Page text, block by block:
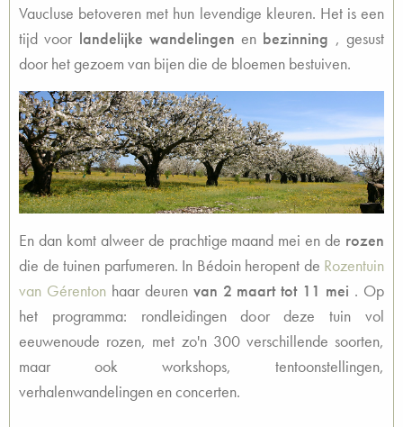
Vaucluse betoveren met hun levendige kleuren. Het is een
tijd voor landelijke wandelingen en bezinning , gesust
door het gezoem van bijen die de bloemen bestuiven.
En dan komt alweer de prachtige maand mei en de rozen
die de tuinen parfumeren. In Bédoin heropent de Rozentuin
van Gérenton haar deuren van 2 maart tot 11 mei . Op
het programma: rondleidingen door deze tuin vol
eeuwenoude rozen, met zo'n 300 verschillende soorten,
maar ook workshops, tentoonstellingen,
verhalenwandelingen en concerten.